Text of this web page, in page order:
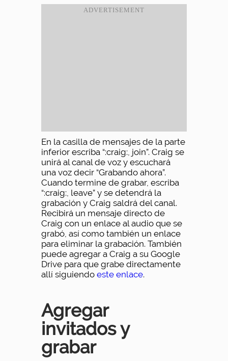
En la casilla de mensajes de la parte
inferior escriba “:craig:, join”. Craig se
unirá al canal de voz y escuchará
una voz decir “Grabando ahora”.
Cuando termine de grabar, escriba
“:craig:, leave” y se detendrá la
grabación y Craig saldrá del canal.
Recibirá un mensaje directo de
Craig con un enlace al audio que se
grabó, así como también un enlace
para eliminar la grabación. También
puede agregar a Craig a su Google
Drive para que grabe directamente
allí siguiendoeste enlace.
Agregar
invitados y
grabar